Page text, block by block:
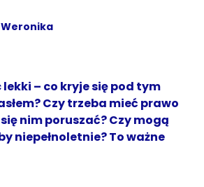
– co kryje się pod tym
Czy trzeba mieć prawo
nim poruszać? Czy mogą
niepełnoletnie? To ważne